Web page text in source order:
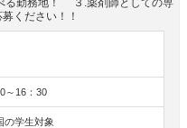
る勤務地！ ３.薬剤師としての専
ください！！
～16：30
の学生対象